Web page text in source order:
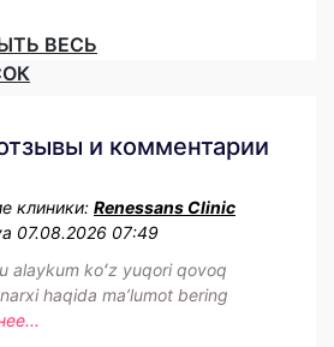
ВЕСЬ
и комментарии
клиники: Renessans Clinic
07.08.2026 07:49
alaykum koʻz yuqori qovoq
haqida maʼlumot bering